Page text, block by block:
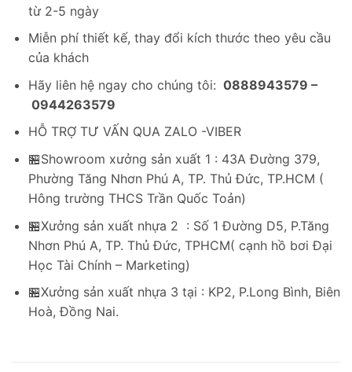
từ 2-5 ngày
Miễn phí thiết kế, thay đổi kích thước theo yêu cầu
của khách
Hãy liên hệ ngay cho chúng tôi: 0888943579 –
0944263579
HỖ TRỢ TƯ VẤN QUA ZALO -VIBER
🏪Showroom xưởng sản xuất 1 : 43A Đường 379,
Phường Tăng Nhơn Phú A, TP. Thủ Đức, TP.HCM (
Hông trường THCS Trần Quốc Toản)
🏪Xưởng sản xuất nhựa 2 : Số 1 Đường D5, P.Tăng
Nhơn Phú A, TP. Thủ Đức, TPHCM( cạnh hồ bơi Đại
Học Tài Chính – Marketing)
🏪Xưởng sản xuất nhựa 3 tại : KP2, P.Long Bình, Biên
Hoà, Đồng Nai.